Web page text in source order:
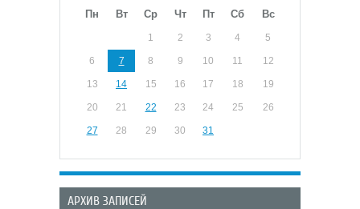
Пн
Вт Ср Чт Пт Сб Вс
1 2 3 4 5
6 7 8 9 10 11 12
13 14 15 16 17 18 19
20 21 22 23 24 25 26
27 28 29 30 31
АРХИВ ЗАПИСЕЙ